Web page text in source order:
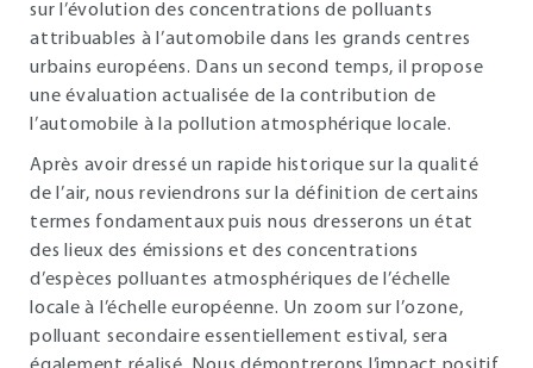
sur l’évolution des concentrations de polluants
attribuables à l’automobile dans les grands centres
urbains européens. Dans un second temps, il propose
une évaluation actualisée de la contribution de
l’automobile à la pollution atmosphérique locale.
Après avoir dressé un rapide historique sur la qualité
de l’air, nous reviendrons sur la définition de certains
termes fondamentaux puis nous dresserons un état
des lieux des émissions et des concentrations
d’espèces polluantes atmosphériques de l’échelle
locale à l’échelle européenne. Un zoom sur l’ozone,
polluant secondaire essentiellement estival, sera